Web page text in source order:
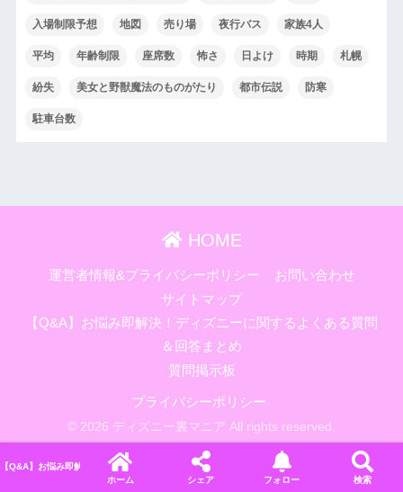
入場制限予想 地図 売り場 夜行バス 家族4人
平均 年齢制限 座席数 怖さ 日よけ 時期 札幌
紛失 美女と野獣魔法のものがたり 都市伝説 防寒
駐車台数
HOME
運営者情報&プライバシーポリシー
お問い合わせ
サイトマップ
【Q&A】お悩み即解決！ディズニーに関するよくある質問
＆回答まとめ
質問掲示板
プライバシーポリシー
© 2026 ディズニー裏マニア All rights reserved.
【Q&A】お悩み即解決！ディズニーに関するよくある質問＆回答まとめ
ホーム
シェア フォロー 検索